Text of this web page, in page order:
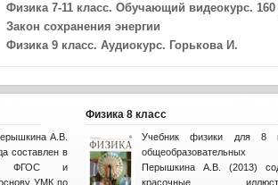
Физика 7-11 класс. Обучающий видеокурс.
Закон сохранения энергии
Физика 9 класс. Аудиокурс. Горькова И.
А.В.
составлен в
с ФГОС и
УМК по
Физика 8 класс
Учебник физики для 8
Перышкина А.В. (2013)
красочные